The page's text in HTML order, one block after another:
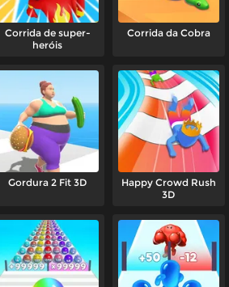
Corrida de super-
heróis
Corrida da Cobra
Gordura 2 Fit 3D
Happy Crowd Rush
3D